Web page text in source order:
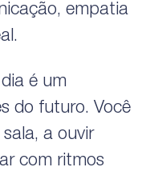
empatia
é um
do futuro. Você
a ouvir
com ritmos